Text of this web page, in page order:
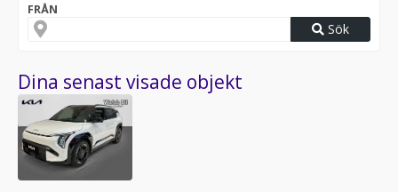
FRÅN
Sök
Dina senast visade objekt